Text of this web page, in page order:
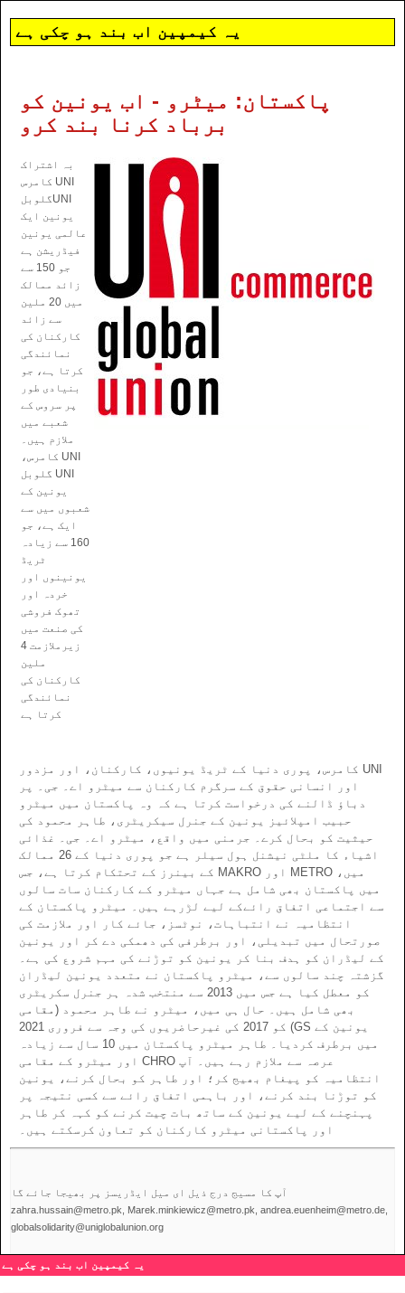
یہ کیمپین اب بند ہو چکی ہے
پاکستان: میٹرو - اب یونین کو
برباد کرنا بند کرو
بہ اشتراک
UNI کامرس
UNIگلوبل
یونین ایک
عالمی یونین
فیڈریشن ہے
جو 150 سے
زائد ممالک
میں 20 ملین
سے زائد
کارکنان کی
نمائندگی
کرتا ہے، جو
بنیادی طور
پر سروس کے
شعبے میں
ملازم ہیں۔
UNI کامرس،
UNI گلوبل
یونین کے
شعبوں میں سے
ایک ہے، جو
160 سے زیادہ
ٹریڈ
یونینوں اور
خردہ اور
تھوک فروشی
کی صنعت میں
زیرملازمت 4
ملین
کارکنان کی
نمائندگی
کرتا ہے
UNI کامرس، پوری دنیا کے ٹریڈ یونیوں، کارکنان، اور مزدور
اور انسانی حقوق کے سرگرم کارکنان سے میٹرو اے۔ جی۔ پر
دباؤ ڈالنے کی درخواست کرتا ہے کہ وہ پاکستان میں میٹرو
حبیب امپلائیز یونین کے جنرل سیکریٹری، طاہر محمود کی
حیثیت کو بحال کرے۔ جرمنی میں واقع، میٹرو اے۔ جی۔ غذائی
اشیاء کا ملٹی نیشنل ہول سیلر ہے جو پوری دنیا کے 26 ممالک
میں، METRO اور MAKRO کے بینرز کے تحتکام کرتا ہے، جس
میں پاکستان بھی شامل ہے جہاں میٹرو کے کارکنان سات سالوں
سے اجتماعی اتفاق رائےکے لیے لڑرہے ہیں۔ میٹرو پاکستان کے
انتظامیہ نے انتباہات، نوٹسز، جائے کار اور ملازمت کی
صورتحال میں تبدیلی، اور برطرفی کی دھمکی دے کر اور یونین
کے لیڈران کو ہدف بنا کر یونین کو توڑنے کی مہم شروع کی ہے۔
گزشتہ چند سالوں سے، میٹرو پاکستان نے متعدد یونین لیڈران
کو معطل کیا ہے جس میں 2013 سے منتخب شدہ ہر جنرل سکریٹری
بھی شامل ہیں۔ حال ہی میں، میٹرو نے طاہر محمود (مقامی
یونین کے GS) کو 2017 کی غیرحاضریوں کی وجہ سے فروری 2021
میں برطرف کردیا۔ طاہر میٹرو پاکستان میں 10 سال سے زیادہ
عرصہ سے ملازم رہے ہیں۔ آپ CHRO اور میٹرو کے مقامی
انتظامیہ کو پیغام بھیج کر؛ اور طاہر کو بحال کرنے، یونین
کو توڑنا بند کرنے، اور باہمی اتفاق رائے سے کسی نتیجہ پر
پہنچنے کے لیے یونین کے ساتھ بات چیت کرنے کو کہہ کر طاہر
اور پاکستانی میٹرو کارکنان کو تعاون کرسکتے ہیں۔
آپ کا مسیج درج ذیل ای میل ایڈریسز پر بھیجا جائے گا
zahra.hussain@metro.pk, Marek.minkiewicz@metro.pk, andrea.euenheim@metro.de,
globalsolidarity@uniglobalunion.org
یہ کیمپین اب بند ہو چکی ہے